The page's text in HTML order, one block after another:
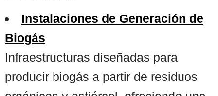
Instalaciones de Generación de
Biogás
Infraestructuras diseñadas para
producir biogás a partir de residuos